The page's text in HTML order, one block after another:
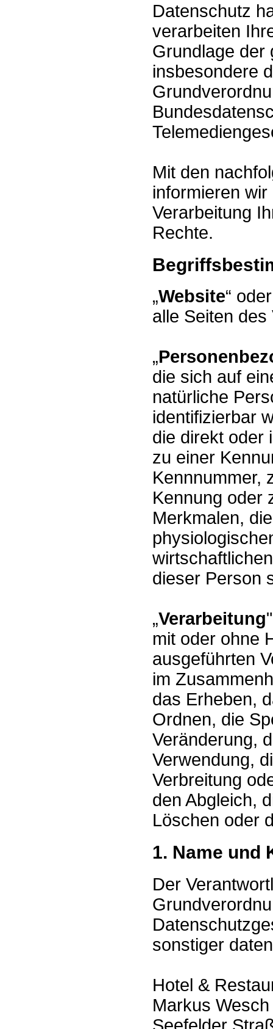
Datenschutz
verarbeiten
Grundlage der
insbesondere
Mit den
informieren
Verarbeitung
Rechte.
„Website“
alle Seiten
„
die sich auf
natürliche
identifizierbar
die direkt oder
zu einer
Kennnummer,
Kennung oder
Merkmalen,
dieser Person
„Verarbeitung
mit oder ohne
ausgeführten
im
das Erheben,
Ordnen, die
Veränderung,
Verwendung,
Verbreitung
den Abgleich,
Löschen oder
1. Name und
Der
sonstiger
Hotel &
Markus Wesch